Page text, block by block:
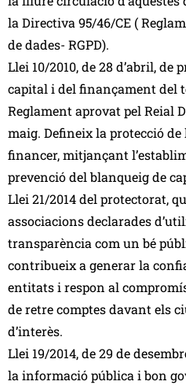
la Directiva 95/46/CE (
de dades- RGPD).
Llei 10/2010, de 28 d’abril, de
capital i del finançament del
Reglament aprovat pel Reial
maig. Defineix la protecció
financer, mitjançant
prevenció del blanqueig de
Llei 21/2014 del protectorat,
associacions declarades
transparència com un bé
contribueix a generar la
entitats i respon al
de retre comptes davant els
d’interès.
Llei 19/2014, de 29 de
la informació pública i bon